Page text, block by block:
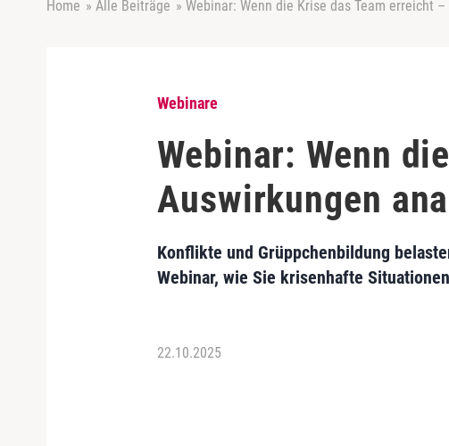
Home » Alle Beiträge » Webinar: Wenn die Krise das Team erreicht
Webinare
Webinar: Wenn
Auswirkungen
Konflikte und Grüppchenbildung
Webinar, wie Sie krisenhafte
22.10.2025